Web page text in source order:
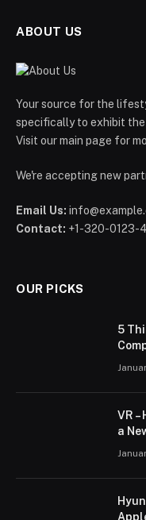
ABOUT US
Your source for the
specifically to exhibit
Visit our main page for
We're accepting new
Email Us:
Contact: +1-320-0123-
OUR PICKS
5
VR
a